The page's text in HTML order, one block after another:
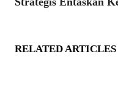
RELATED ARTICLES